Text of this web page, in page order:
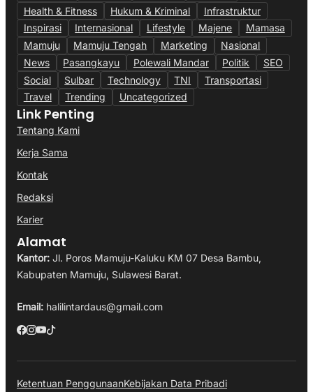
Health & Fitness
Hukum & Kriminal
Infrastruktur
Inspirasi
Internasional Lifestyle Majene
Mamasa
Mamuju
Mamuju Tengah Marketing
Nasional
News
Pasangkayu Polewali Mandar Politik
SEO
Social
Sulbar Technology TNI
Transportasi
Travel
Trending Uncategorized
Link Penting
Tentang Kami
Kerja Sama
Kontak
Redaksi
Karier
Alamat
Kantor: Jl. Poros Mamuju-Kaluku KM 07 Desa Bambu,
Kabupaten Mamuju, Sulawesi Barat.
Email: halilintardaus@gmail.com
Ketentuan PenggunaanKebijakan Data Pribadi